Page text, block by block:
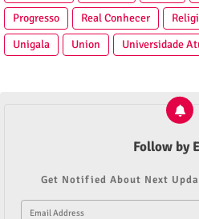
Progresso
Real Conhecer
Unigala
Union Universidade
Follow by
Get Notified About Next